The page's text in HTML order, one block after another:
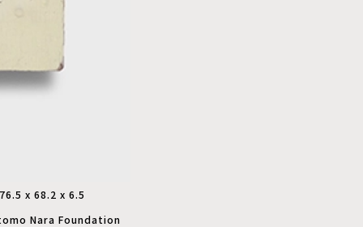
x 68.2 x 6.5
Nara Foundation